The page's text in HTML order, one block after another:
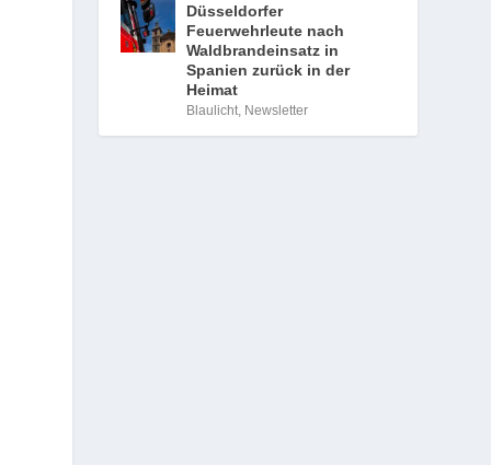
Düsseldorfer
Feuerwehrleute nach
Waldbrandeinsatz in
Spanien zurück in der
Heimat
Blaulicht, Newsletter